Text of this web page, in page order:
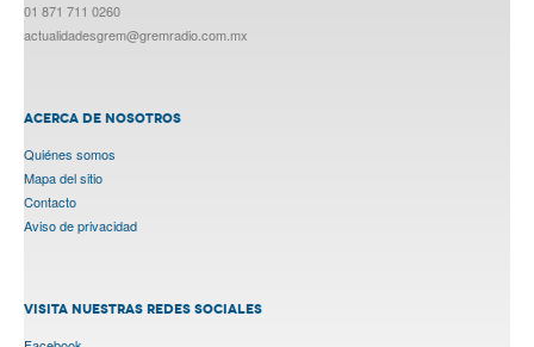
01 871 711 0260
actualidadesgrem@gremradio.com.mx
ACERCA DE NOSOTROS
Quiénes somos
Mapa del sitio
Contacto
Aviso de privacidad
VISITA NUESTRAS REDES SOCIALES